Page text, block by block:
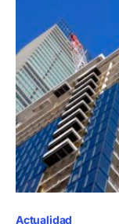
Actualidad